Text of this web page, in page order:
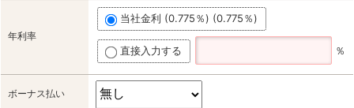
年利率
当社金利 (0.775％) (0.775％)
直接入力する ％
ボーナス払い